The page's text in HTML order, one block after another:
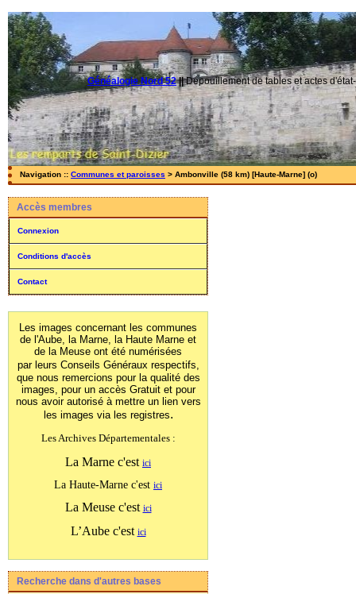
Généalogie Nord 52||Dépouillement de tables et actes
Navigation :: Communes et paroisses > Ambonville (58 km) [Haute-Marne] (o)
Accès membres
Connexion
Conditions d'accès
Contact
Les images concernant les communes
de l'Aube, la Marne, la Haute Marne et
de la Meuse ont été numérisées
par leurs Conseils Généraux respectifs,
que nous remercions pour la qualité des
images, pour un accès Gratuit et pour
nous avoir autorisé à mettre un lien vers
les images via les registres.
Les Archives Départementales :
La Marne c'est ici
La Haute-Marne c'est ici
La Meuse c'est ici
L’Aube c'est ici
Recherche dans d'autres bases